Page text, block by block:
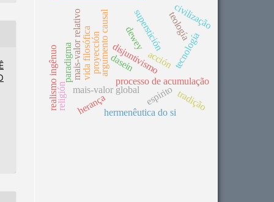
argumento causal superstición
proyección
processo de acumulação
mais-valor global
mais-valor relativo disjuntivismo
religión
realismo ingênuo tecnología
dewey teología
espirito
dasein
herança tradição
hermenêutica do si
acción
vida filosófica
civilização
paradigma